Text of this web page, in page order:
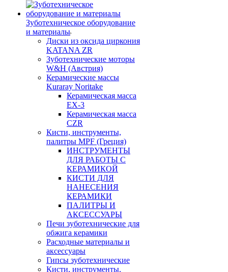
Зуботехническое оборудование
и материалы
Диски из оксида циркония
KATANA ZR
Зуботехнические моторы
W&H (Австрия)
Керамические массы
Kuraray Noritake
Керамическая масса
EX-3
Керамическая масса
CZR
Кисти, инструменты,
палитры MPF (Греция)
ИНСТРУМЕНТЫ
ДЛЯ РАБОТЫ С
КЕРАМИКОЙ
КИСТИ ДЛЯ
НАНЕСЕНИЯ
КЕРАМИКИ
ПАЛИТРЫ И
АКСЕССУАРЫ
Печи зуботехнические для
обжига керамики
Расходные материалы и
аксессуары
Гипсы зуботехнические
Кисти, инструменты,